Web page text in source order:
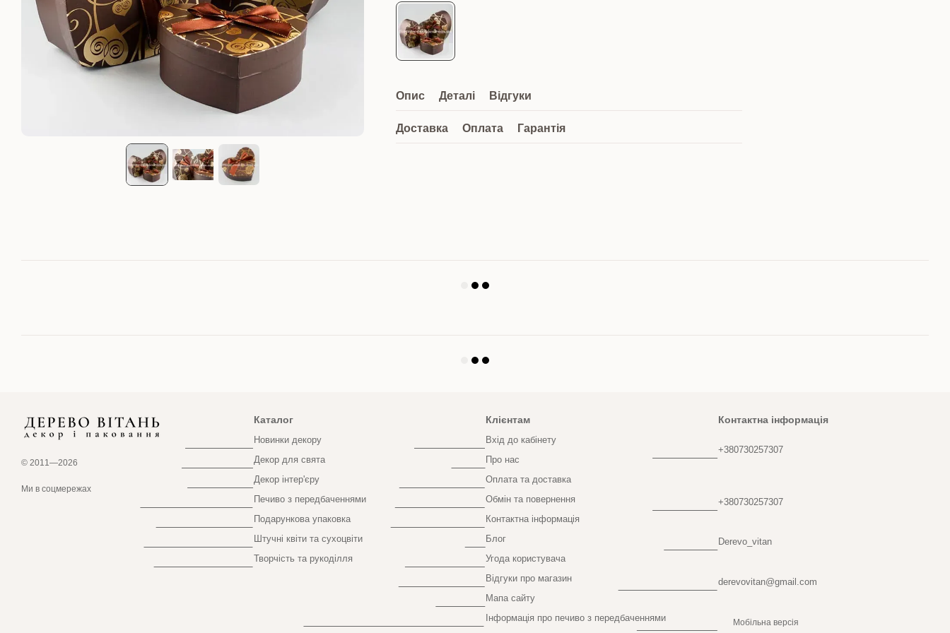
Опис Деталі Відгуки
Доставка Оплата Гарантія
© 2011—2026
Інтернет-магазин створений з Хорошоп
Ми в соцмережах
Каталог
Новинки декору
Декор для свята
Декор інтер'єру
Печиво з передбаченнями
Подарункова упаковка
Штучні квіти та сухоцвіти
Творчість та рукоділля
Клієнтам
Вхід до кабінету
Про нас
Оплата та доставка
Обмін та повернення
Контактна інформація
Блог
Угода користувача
Відгуки про магазин
Мапа сайту
Інформація про печиво з передбаченнями
Контактна інформація
+380730257307
+380730257307
Derevo_vitan
derevovitan@gmail.com
Мобільна версія